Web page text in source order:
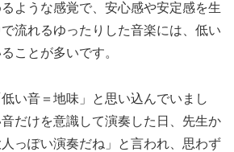
ような感覚で、安心感や安定感を生
流れるゆったりした音楽には、低い
ことが多いです。
い音＝地味」と思い込んでいまし
だけを意識して演奏した日、先生か
っぽい演奏だね」と言われ、思わず